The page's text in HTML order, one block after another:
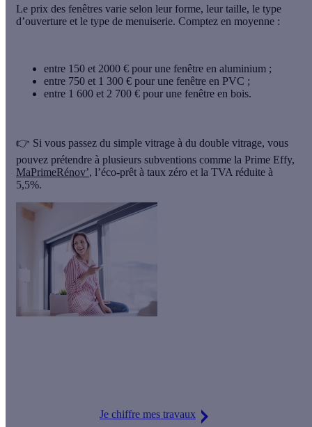
Le prix des fenêtres varie selon leur forme, leur taille, le type
d’ouverture et le type de menuiserie. Comptez en moyenne :
entre 150 et 2000 € pour une fenêtre en aluminium ;
entre 750 et 1 300 € pour une fenêtre en PVC ;
entre 1 600 et 2 700 € pour une fenêtre en bois.
👉 Si vous passez du simple vitrage à du double vitrage, vous
pouvez prétendre à plusieurs subventions comme la Prime Effy,
MaPrimeRénov’, l’éco-prêt à taux zéro et la TVA réduite à
5,5%.
Je chiffre mes travaux